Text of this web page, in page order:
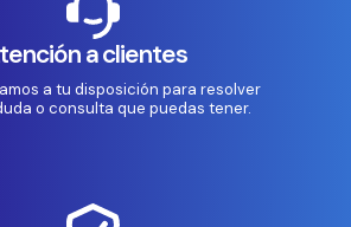
a clientes
a tu disposición para resolver
o consulta que puedas tener.